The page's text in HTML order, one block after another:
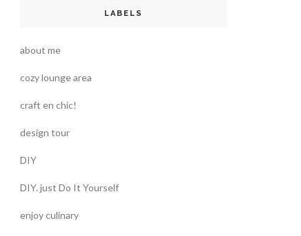
LABELS
about me
cozy lounge area
craft en chic!
design tour
DIY
DIY. just Do It Yourself
enjoy culinary